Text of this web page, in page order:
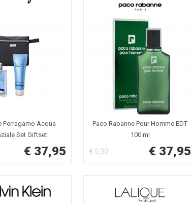
Ferragamo Acqua
Set Giftset
1x150ml
€ 37,95
Paco Rabanne Pour Homme EDT
100 ml
€ 0,00 € 37,95